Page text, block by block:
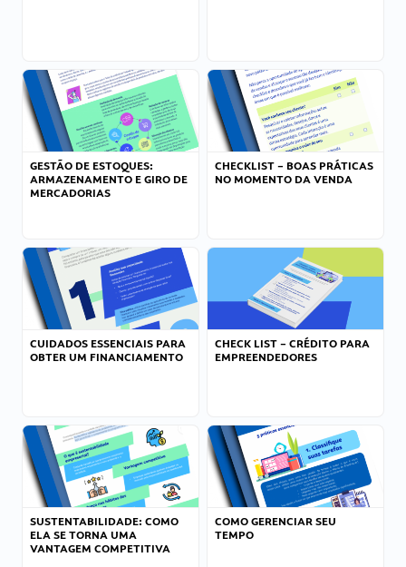
GESTÃO DE ESTOQUES:
ARMAZENAMENTO E GIRO DE
MERCADORIAS
CHECKLIST – BOAS PRÁTICAS
NO MOMENTO DA VENDA
CUIDADOS ESSENCIAIS PARA
OBTER UM FINANCIAMENTO
CHECK LIST – CRÉDITO PARA
EMPREENDEDORES
SUSTENTABILIDADE: COMO
ELA SE TORNA UMA
VANTAGEM COMPETITIVA
COMO GERENCIAR SEU
TEMPO